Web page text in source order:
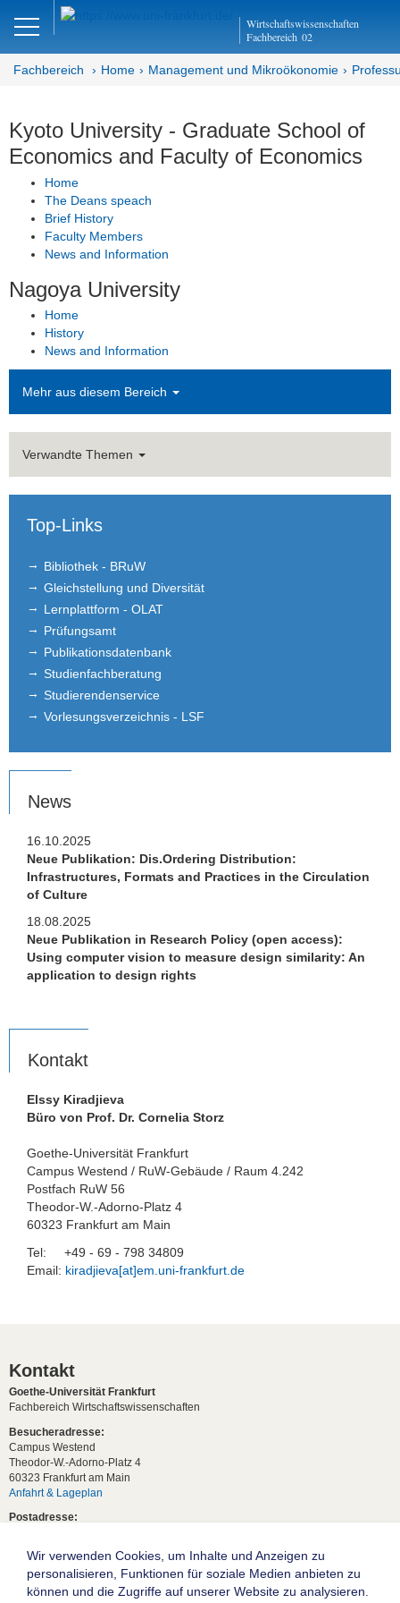
Wirtschaftswissenschaften
Fachbereich 02
DE Close
Management und
Mikroökonomie
Abteilung MM
Professur für Innovation und
Entrepreneurship
Aktuelles
Team
Lehrveranstaltungen
Bachelor- und Masterarbeiten
Empfehlungsschreiben
Studentenberichte und Networking
Stellenangebote
Fachbereich Home Management und Mikroökonomie
Kyoto University - Graduate School of
Economics and Faculty of Economics
Home
The Deans speach
Brief History
Faculty Members
News and Information
Nagoya University
Home
History
News and Information
Mehr aus diesem Bereich
Verwandte Themen
Top-Links
Bibliothek - BRuW
Gleichstellung und Diversität
Lernplattform - OLAT
Prüfungsamt
Publikationsdatenbank
Studienfachberatung
Studierendenservice
Vorlesungsverzeichnis - LSF
News
16.10.2025
Neue Publikation: Dis.Ordering Distribution:
Infrastructures, Formats and Practices in the Circulation
of Culture
18.08.2025
Neue Publikation in Research Policy (open access):
Using computer vision to measure design similarity: An
application to design rights
Kontakt
Elssy Kiradjieva
Büro von Prof. Dr. Cornelia Storz
Goethe-Universität Frankfurt
Campus Westend / RuW-Gebäude / Raum 4.242
Postfach RuW 56
Theodor-W.-Adorno-Platz 4
60323 Frankfurt am Main
Tel: +49 - 69 - 798 34809
Email: kiradjieva[at]em.uni-frankfurt.de
Kontakt
Goethe-Universität Frankfurt
Fachbereich Wirtschaftswissenschaften
Besucheradresse:
Campus Westend
Theodor-W.-Adorno-Platz 4
60323 Frankfurt am Main
Anfahrt & Lageplan
Postadresse:
Studentische Anfragen:
studium[at]wiwi.uni-frankfurt[dot]de
Allgemeine Anfragen:
Wir verwenden Cookies, um Inhalte und Anzeigen zu
personalisieren, Funktionen für soziale Medien anbieten zu
können und die Zugriffe auf unserer Website zu analysieren.